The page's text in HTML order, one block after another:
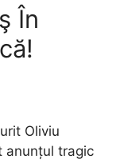
În
Oliviu
anunțul tragic